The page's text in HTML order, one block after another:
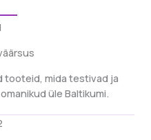
tooteid, mida testivad ja
üle Baltikumi.